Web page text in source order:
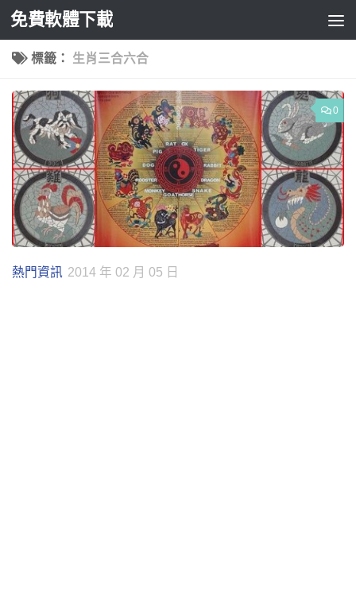
Skip to content
免費軟體下載
標籤： 生肖三合六合
0
熱門資訊 2014 年 02 月 05 日